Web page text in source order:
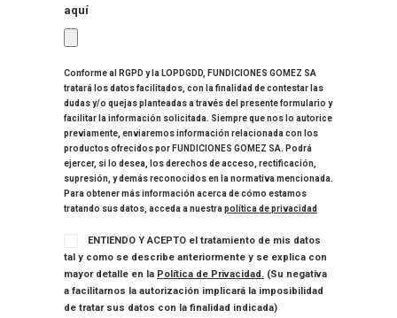
aquí
Conforme al RGPD y la LOPDGDD, FUNDICIONES GOMEZ SA
tratará los datos facilitados, con la finalidad de contestar las
dudas y/o quejas planteadas a través del presente formulario y
facilitar la información solicitada. Siempre que nos lo autorice
previamente, enviaremos información relacionada con los
productos ofrecidos por FUNDICIONES GOMEZ SA. Podrá
ejercer, si lo desea, los derechos de acceso, rectificación,
supresión, y demás reconocidos en la normativa mencionada.
Para obtener más información acerca de cómo estamos
tratando sus datos, acceda a nuestra política de privacidad
ENTIENDO Y ACEPTO el tratamiento de mis datos
tal y como se describe anteriormente y se explica con
mayor detalle en la Política de Privacidad. (Su negativa
a facilitarnos la autorización implicará la imposibilidad
de tratar sus datos con la finalidad indicada)